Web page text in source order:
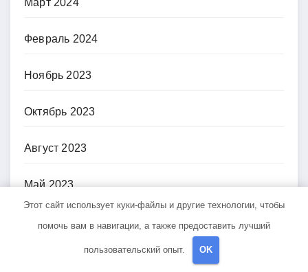
Март 2024
Февраль 2024
Ноябрь 2023
Октябрь 2023
Август 2023
Май 2023
Апрель 2023
Этот сайт использует куки-файлы и другие технологии, чтобы
помочь вам в навигации, а также предоставить лучший
пользовательский опыт. OK